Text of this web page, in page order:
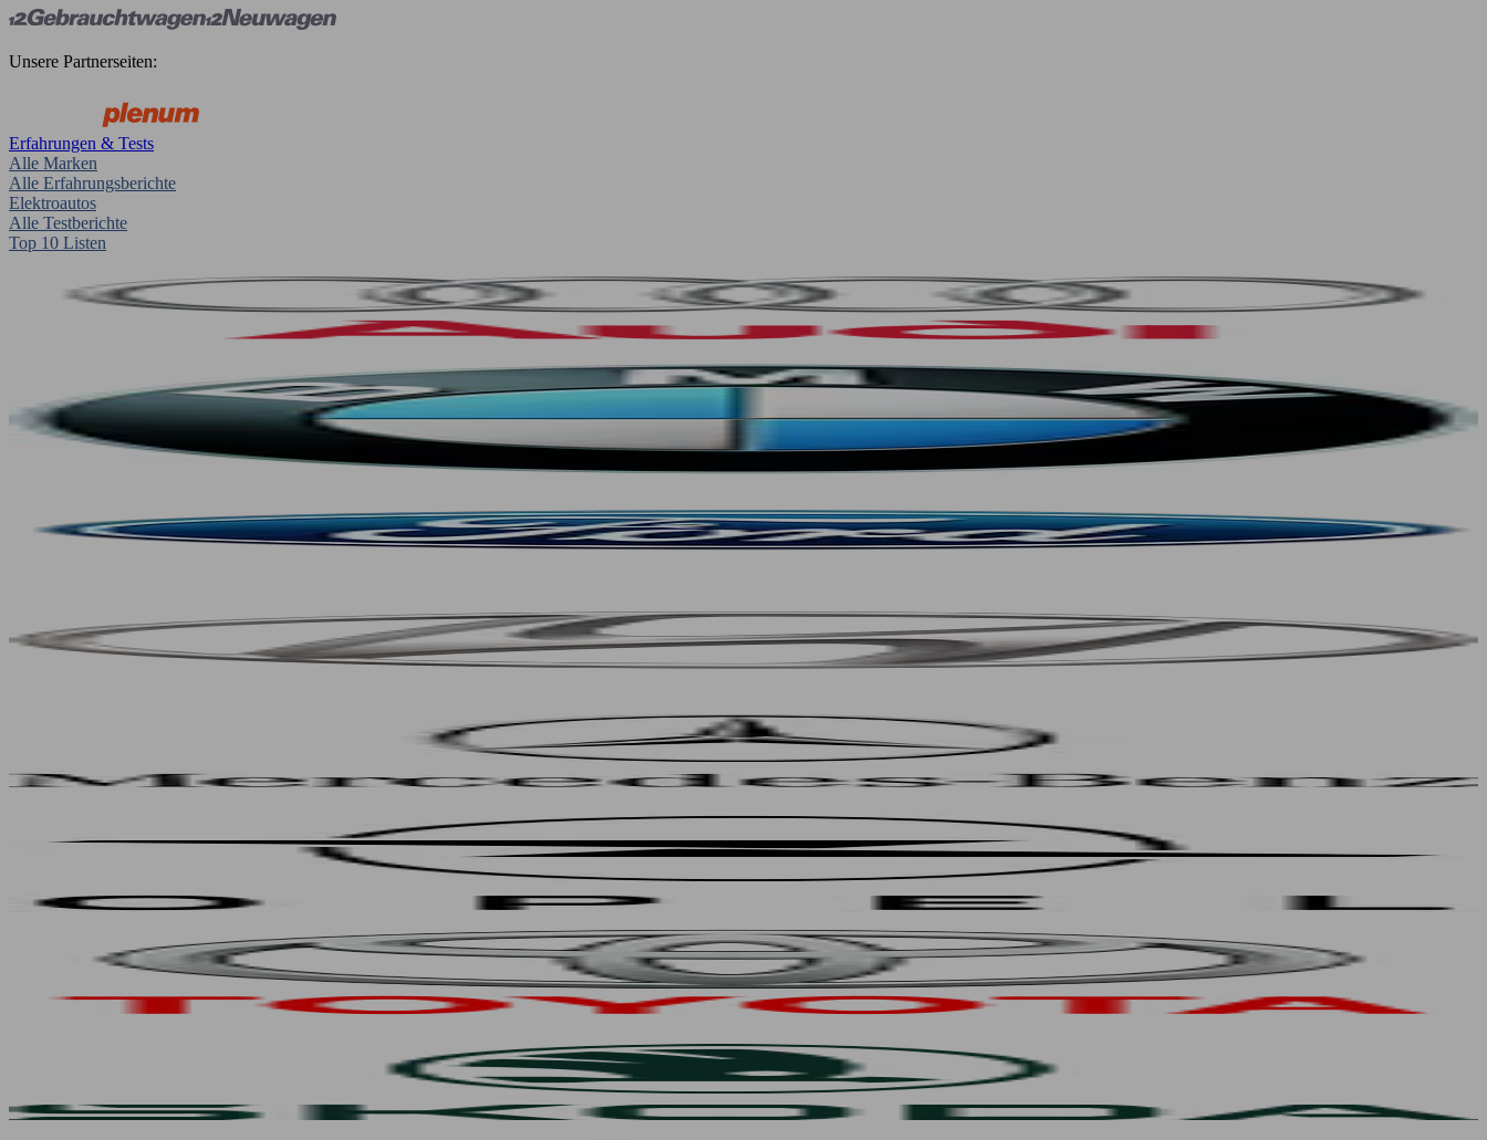
Unsere Partnerseiten:
Erfahrungen & Tests
Alle Marken
Alle Erfahrungsberichte
Elektroautos
Alle Testberichte
Top 10 Listen